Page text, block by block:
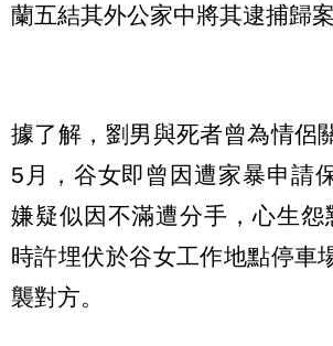
蘭五結其外公家中將其逮捕歸案
據了解，劉男與死者曾為情侶
5月，谷女即曾因遭家暴申請
嫌疑似因不滿遭分手，心生怨
時許埋伏於谷女工作地點停車
襲對方。